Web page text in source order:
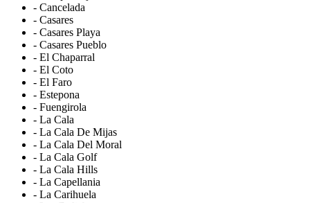
- Cancelada
- Casares
- Casares Playa
- Casares Pueblo
- El Chaparral
- El Coto
- El Faro
- Estepona
- Fuengirola
- La Cala
- La Cala De Mijas
- La Cala Del Moral
- La Cala Golf
- La Cala Hills
- La Capellania
- La Carihuela